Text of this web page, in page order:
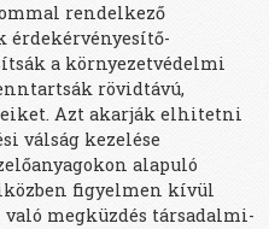
rendelkező
érdekérvényesítő-
a környezetvédelmi
rövidtávú,
Azt akarják elhitetni
válság kezelése
alapuló
figyelmen kívül
megküzdés társadalmi-